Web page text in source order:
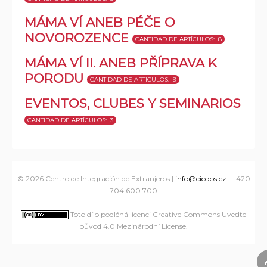
STARŠÍ PROJEKTY CANTIDAD DE ARTÍCULOS: 12
MĚLNÍK CANTIDAD DE ARTÍCULOS: 1
NYMBURK CANTIDAD DE ARTÍCULOS: 1
MÁMA VÍ ANEB PÉČE O
NOVOROZENCE
CANTIDAD DE ARTÍCULOS: 8
MÁMA VÍ II. ANEB PŘÍPRAVA K
PORODU
CANTIDAD DE ARTÍCULOS: 9
EVENTOS, CLUBES Y SEMINARIOS
CANTIDAD DE ARTÍCULOS: 3
© 2026 Centro de Integración de Extranjeros| info@cicops.cz | +420
704 600 700
Toto dílo podléhá licenci Creative Commons Uveďte
původ 4.0 Mezinárodní License.